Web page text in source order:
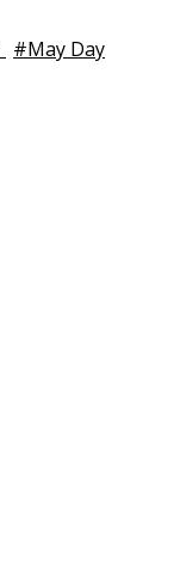
#May Day